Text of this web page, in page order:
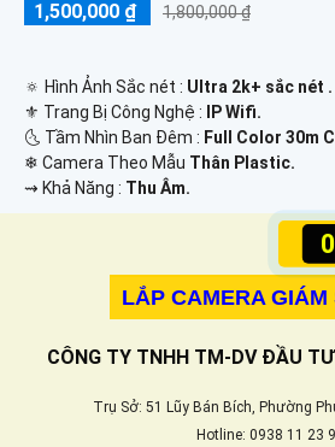
1,500,000 ₫ 1,800,000 ₫
🔅 Hình Ảnh Sắc nét : Ultra 2k+ sắc nét .
⚜️ Trang Bị Công Nghệ :
IP Wifi.
🌜 Tầm Nhìn Ban Đêm : Full Color 30m
❄ Camera Theo Mẫu Thân Plastic.
️⇝ Khả Năng : Thu Âm.
LẮP CAMERA GIÁM
CÔNG TY TNHH TM-DV ĐẦU
Trụ Sở: 51 Lũy Bán Bích, Phường
Hotline: 0938 11 23